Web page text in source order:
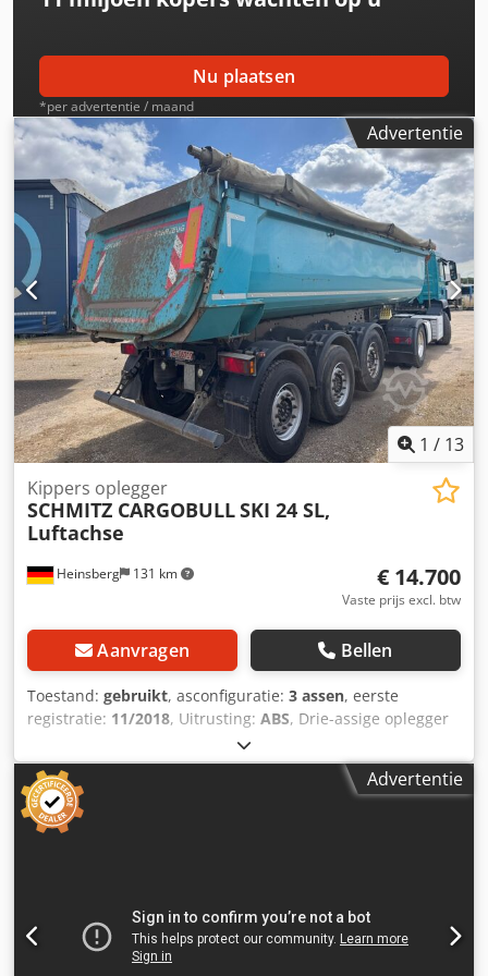
onze website en bekijk ons complete aanbod Lease
Nu plaatsen
*per advertentie / maand
Advertentie
1 / 13
Heinsberg 131 km
Kippers oplegger
SCHMITZ CARGOBULLSKI 24 SL,
Luftachse
€ 14.700
Vaste prijs excl. btw
Aanvragen Bellen
Toestand: gebruikt, asconfiguratie: 3 assen, eerste
registratie: 11/2018, Uitrusting: ABS, Drie-assige oplegger
met kipper, fabrikant: Schmitz SKI 24 SL, rolzeil, hefbare
as, banden 385/65R 22,5, enz. Prijs: 14.700,00 euro,
exclusief btw (19%). Csdpfjzr S N Esx Af Rsrf Onder
voorbehoud van fouten en tussenverkoop.
Advertentie